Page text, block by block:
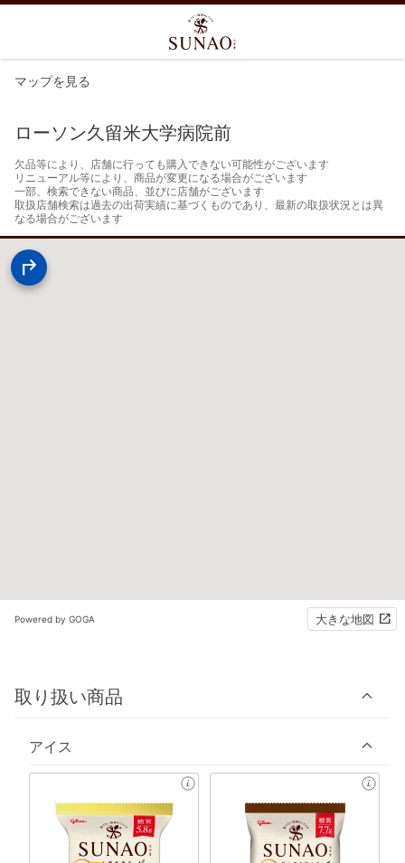
マップを見る
ローソン久留米大学病院前
欠品等により、店舗に行っても購入できない可能性がございます
リニューアル等により、商品が変更になる場合がございます
一部、検索できない商品、並びに店舗がございます
取扱店舗検索は過去の出荷実績に基づくものであり、最新の取扱状況とは異
なる場合がございます
Powered by GOGA 大きな地図
取り扱い商品
アイス